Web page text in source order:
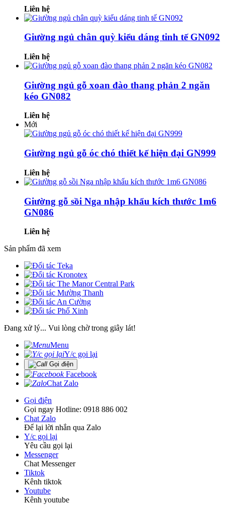
Liên hệ
Giường ngủ chân quỳ kiểu dáng tinh tế GN092
Liên hệ
Giường ngủ gỗ xoan đào thang phản 2 ngăn
kéo GN082
Liên hệ
Mới
Giường ngủ gỗ óc chó thiết kế hiện đại GN999
Liên hệ
Giường gỗ sồi Nga nhập khẩu kích thước 1m6
GN086
Liên hệ
Sản phẩm đã xem
Đang xử lý... Vui lòng chờ trong giây lát!
Menu
Y/c gọi lại
Gọi điện
Facebook
Chat Zalo
Gọi điện
Gọi ngay Hotline: 0918 886 002
Chat Zalo
Để lại lời nhắn qua Zalo
Y/c gọi lại
Yêu cầu gọi lại
Messenger
Chat Messenger
Tiktok
Kênh tiktok
Youtube
Kênh youtube